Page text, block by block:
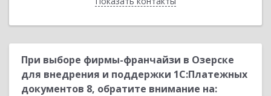
При выборе фирмы-франчайзи в Озерске
для внедрения и поддержки 1С:Платежных
документов 8, обратите внимание на: